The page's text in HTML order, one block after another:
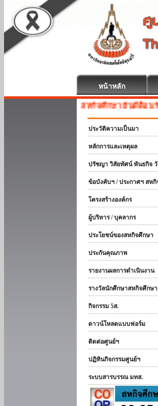
หน้าหลัก
สหกิจศึกษา ยินดีต้อนรับ
ประวัติความเป็นมา
หลักการและเหตุผล
ปรัชญา วิสัยทัศน์ พันธกิจ วั
ข้อบังคับฯ / ประกาศฯ สหกิ
โครงสร้างองค์กร
ผู้บริหาร / บุคลากร
ประโยชน์ของสหกิจศึกษา
ประกันคุณภาพ
รายงานผลการดำเนินงาน
รางวัลนักศึกษาสหกิจศึกษา
กิจกรรม 5ส.
ดาวน์โหลดแบบฟอร์ม
ติดต่อศูนย์ฯ
ปฏิทินกิจกรรมศูนย์ฯ
ระบบสารบรรณ มทส.